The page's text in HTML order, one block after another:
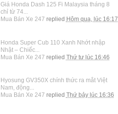
Giá Honda Dash 125 Fi Malaysia tháng 8
chỉ từ 74...
Mua Bán Xe 247 replied Hôm qua, lúc 16:17
Honda Super Cub 110 Xanh Nhớt nhập
Nhật – Chiếc...
Mua Bán Xe 247 replied Thứ tư lúc 16:46
Hyosung GV350X chính thức ra mắt Việt
Nam, động...
Mua Bán Xe 247 replied Thứ bảy lúc 16:36